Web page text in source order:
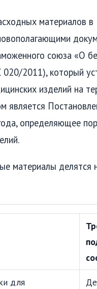
материалов
союза «О
2011), который
изделий на
определяющее
материалы делятся
для